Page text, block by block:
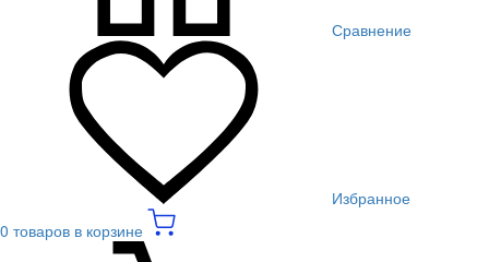
Сравнение
Избранное
0 товаров в корзине